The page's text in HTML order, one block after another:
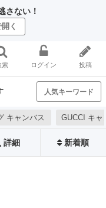
さない！
く
索 ログイン 投稿
人気キーワード
キャンバス GUCCI キャ
詳細 新着順